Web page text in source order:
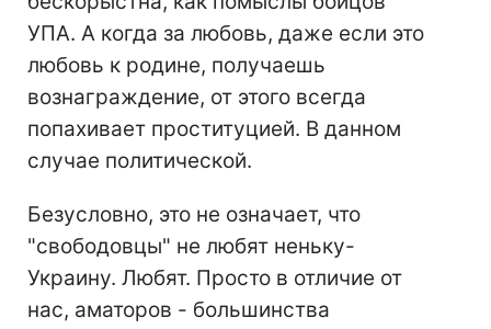
УПА. А когда за любовь, даже если это
любовь к родине, получаешь
вознаграждение, от этого всегда
попахивает проституцией. В данном
случае политической.
Безусловно, это не означает, что
"свободовцы" не любят неньку-
Украину. Любят. Просто в отличие от
нас, аматоров - большинства